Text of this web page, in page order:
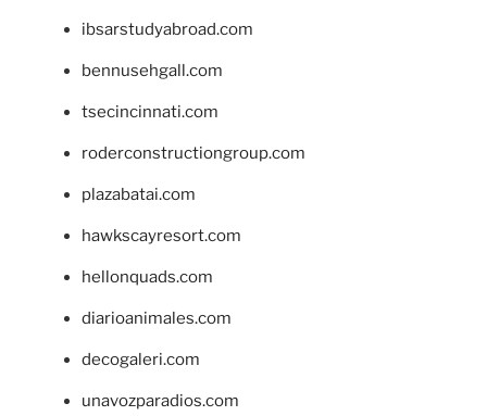
ibsarstudyabroad.com
bennusehgall.com
tsecincinnati.com
roderconstructiongroup.com
plazabatai.com
hawkscayresort.com
hellonquads.com
diarioanimales.com
decogaleri.com
unavozparadios.com